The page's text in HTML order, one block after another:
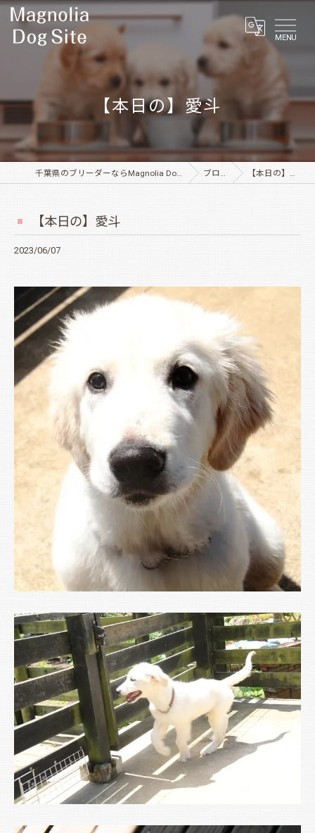
MENU
【本日の】愛斗
千葉県のブリーダーならMagnolia Dog Site ブログ 【本日の】愛斗
【本日の】愛斗
2023/06/07